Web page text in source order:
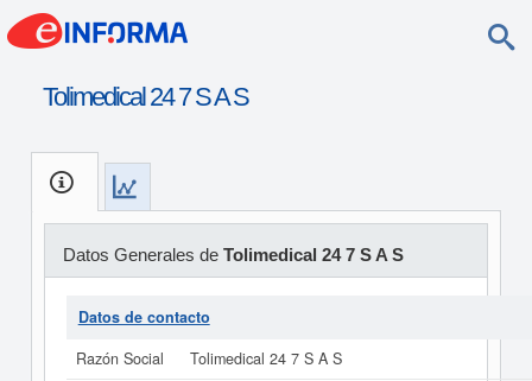
Tolimedical 24 7 S A S
Datos Generales de Tolimedical 24 7 S A S
Datos de contacto
Razón Social
Tolimedical 24 7 S A S